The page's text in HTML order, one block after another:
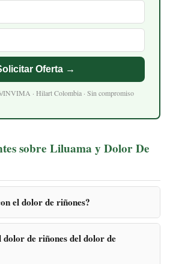
Oferta →
INVIMA · Hilart Colombia · Sin compromiso
sobre Liluama y Dolor De
el dolor de riñones?
dolor de riñones del dolor de